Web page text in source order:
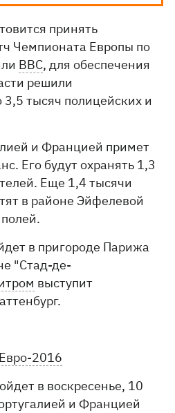
принять
Чемпионата Европы по
ВВС, для обеспечения
решили
3,5 тысяч полицейских и
и Францией примет
Его будут охранять 1,3
Еще 1,4 тысячи
в районе Эйфелевой
в пригороде Парижа
"Стад-де-
выступит
2016
в воскресенье, 10
и Францией